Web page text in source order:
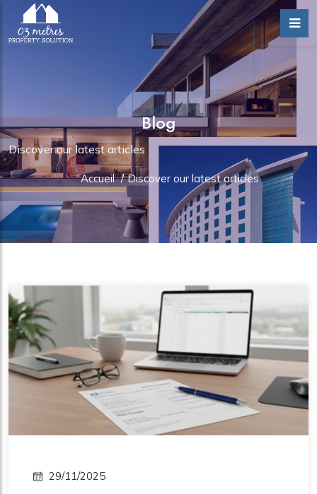
Blog
Discover our latest articles
Accueil / Discover our latest articles
29/11/2025